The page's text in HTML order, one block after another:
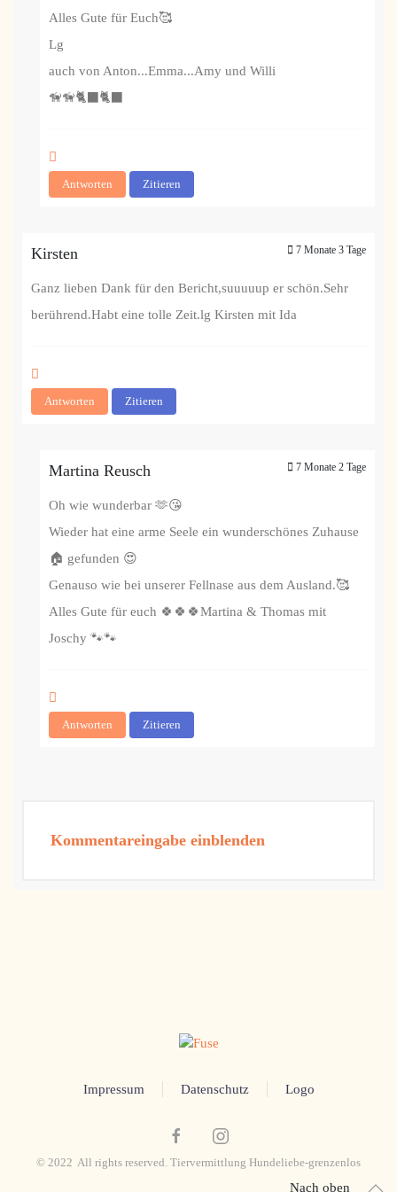
Alles Gute für Euch🥰
Lg
auch von Anton...Emma...Amy und Willi
🦮🦮🐈‍⬛🐈‍⬛
Antworten Zitieren
Kirsten 7 Monate 3 Tage
Ganz lieben Dank für den Bericht,suuuuup er schön.Sehr
berührend.Habt eine tolle Zeit.lg Kirsten mit Ida
Antworten Zitieren
Martina Reusch 7 Monate 2 Tage
Oh wie wunderbar 🫶😘
Wieder hat eine arme Seele ein wunderschönes Zuhause
🏠 gefunden 😍
Genauso wie bei unserer Fellnase aus dem Ausland.🥰
Alles Gute für euch 🍀🍀🍀Martina & Thomas mit
Joschy 🐾🐾
Antworten Zitieren
Kommentareingabe einblenden
Nach oben
Impressum Datenschutz Logo
© 2022 All rights reserved. Tiervermittlung Hundeliebe-grenzenlos